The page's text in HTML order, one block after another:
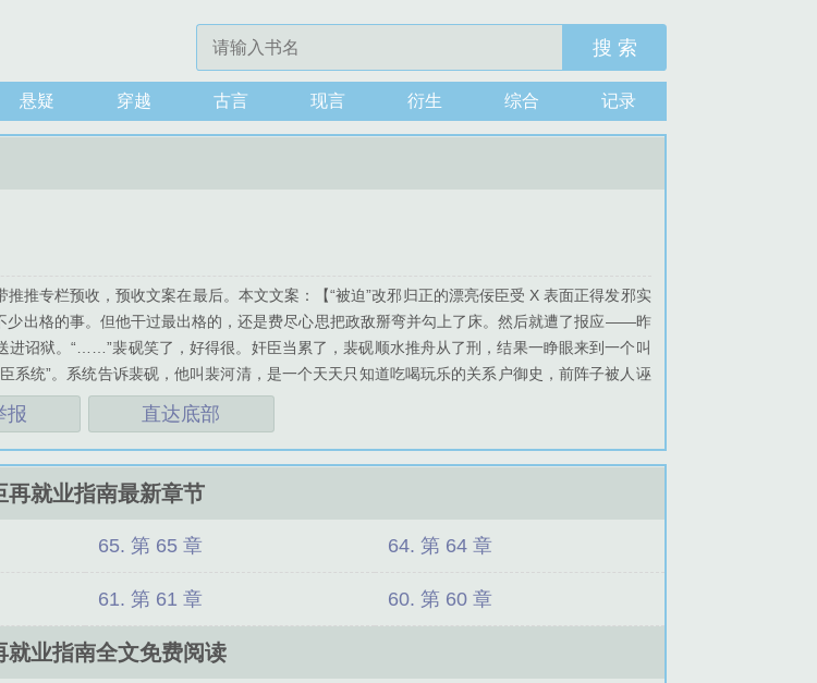
搜 索
悬疑 穿越 古言 现言 衍生 综合 记录
推专栏预收，预收文案在最后。本文文案：【“被迫”改邪归正的漂亮佞臣受 X 表面正得发邪实
少出格的事。但他干过最出格的，还是费尽心思把政敌掰弯并勾上了床。然后就遭了报应——昨
进诏狱。“……”裴砚笑了，好得很。奸臣当累了，裴砚顺水推舟从了刑，结果一睁眼来到一个叫
系统”。系统告诉裴砚，他叫裴河清，是一个天天只知道吃喝玩乐的关系户御史，前阵子被人诬
找到真正贪赃军饷的人。而那个叫沈承钧的太尉最为可疑。裴砚半信半疑地去接近和试探沈承
前政敌兼前床伴这么像？？？ *裴砚为了当贤臣规矩行事了好几天，越查越发现军饷这事不
错综纷杂。 他一个人在不同势力间周旋许久，终于忍不住了—— 他不想干了！他要归
近皇帝，利刃出鞘时，裴砚挺身而出，冲上前挡在皇帝面前。 利剑穿心而过，裴砚嘴角淌
报 直达底部
再就业指南最新章节
65. 第 65 章 64. 第 64 章
61. 第 61 章 60. 第 60 章
就业指南全文免费阅读